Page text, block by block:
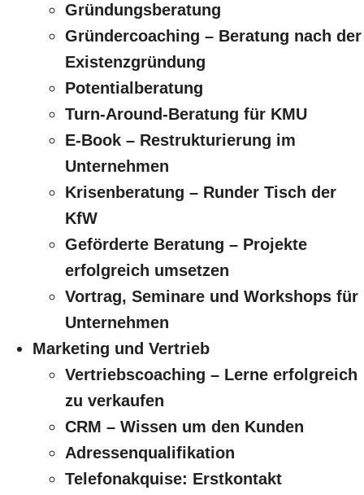
Gründungsberatung
Gründercoaching – Beratung nach der
Existenzgründung
Potentialberatung
Turn-Around-Beratung für KMU
E-Book – Restrukturierung im
Unternehmen
Krisenberatung – Runder Tisch der
KfW
Geförderte Beratung – Projekte
erfolgreich umsetzen
Vortrag, Seminare und Workshops für
Unternehmen
Marketing und Vertrieb
Vertriebscoaching – Lerne erfolgreich
zu verkaufen
CRM – Wissen um den Kunden
Adressenqualifikation
Telefonakquise: Erstkontakt